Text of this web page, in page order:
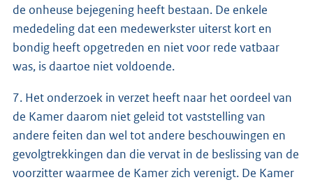
de onheuse bejegening heeft bestaan. De enkele
mededeling dat een medewerkster uiterst kort en
bondig heeft opgetreden en niet voor rede vatbaar
was, is daartoe niet voldoende.
7. Het onderzoek in verzet heeft naar het oordeel van
de Kamer daarom niet geleid tot vaststelling van
andere feiten dan wel tot andere beschouwingen en
gevolgtrekkingen dan die vervat in de beslissing van de
voorzitter waarmee de Kamer zich verenigt. De Kamer